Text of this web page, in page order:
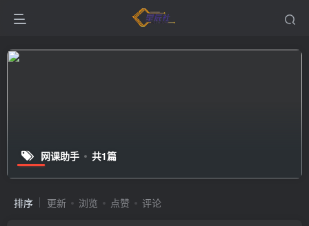
网课助手 共1篇
排序 更新 浏览 点赞 评论